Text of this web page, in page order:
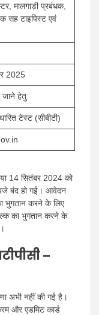
मालगाड़ी प्रबंधक,
सह टाइपिस्ट एवं
2025
जाने हेतु
टेस्ट (सीबीटी)
14 सितंबर 2024 को
बंद हो गई। आवेदन
भुगतान करने के लिए
का भुगतान करने के
–
अभी नहीं की गई है।
और एडमिट कार्ड